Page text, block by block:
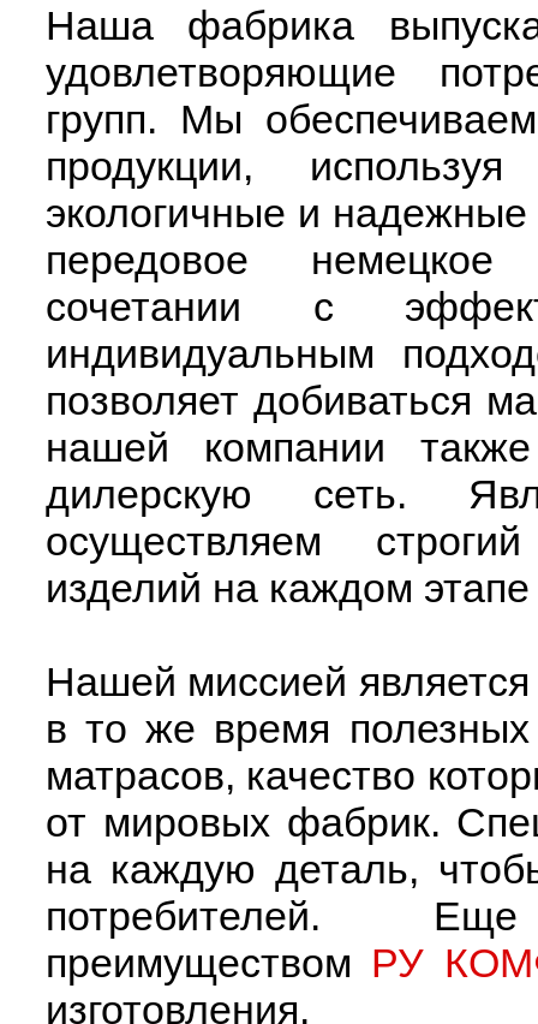
Наша фабрика
удовлетворяющие
групп. Мы
продукции,
экологичные и
передовое
сочетании с
индивидуальным
позволяет добиваться
нашей компании
дилерскую сеть.
осуществляем
изделий на каждом
Нашей миссией
в то же время полезных
матрасов, качество
от мировых фабрик.
на каждую деталь,
потребителей.
преимуществом РУ
изготовления.